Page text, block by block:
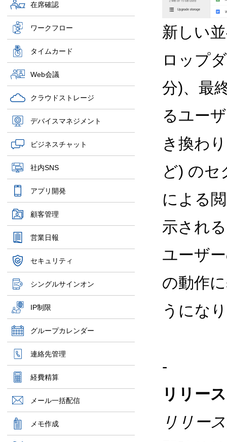
在席確認
ワークフロー
タイムカード
Web会議
クラウドストレージ
デバイスマネジメント
ビジネスチャット
社内SNS
アプリ開発
顧客管理
営業日報
セキュリティ
シングルサインオン
IP制限
グループカレンダー
連絡先管理
経費精算
メール一括配信
メモ作成
新しい
ロップ
分)、最
るユー
き換わ
ど) のセ
による
示され
ユーザ
の動作
うにな
-
リリー
リリー